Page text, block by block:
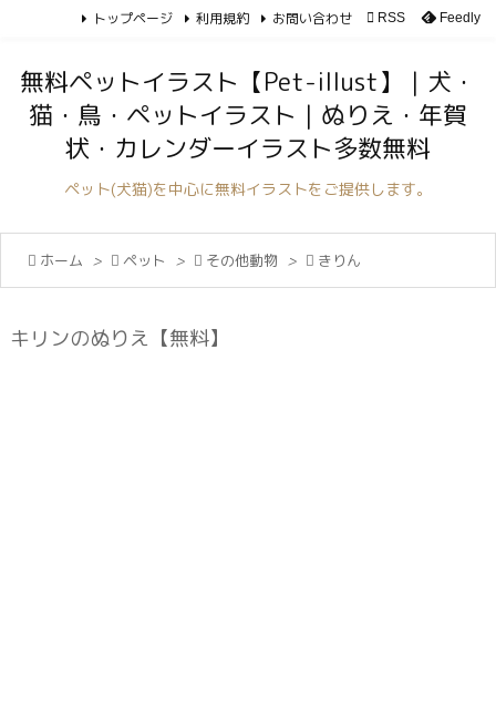


サイド

トップページ 利用規約 お問い合わせ  RSS Feedly
無料ペットイラスト【Pet-illust】｜犬・
猫・鳥・ペットイラスト｜ぬりえ・年賀
状・カレンダーイラスト多数無料
ペット(犬猫)を中心に無料イラストをご提供します。
 ホーム >  ペット >  その他動物 >  きりん
キリンのぬりえ【無料】